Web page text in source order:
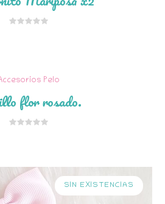
Pelo
flor rosado.
SIN EXISTENCIAS